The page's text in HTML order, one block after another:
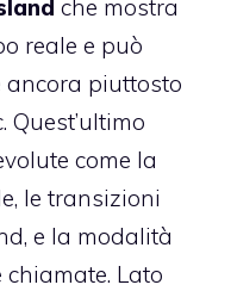
che mostra
reale e può
ancora piuttosto
Quest’ultimo
come la
le transizioni
e la modalità
chiamate. Lato